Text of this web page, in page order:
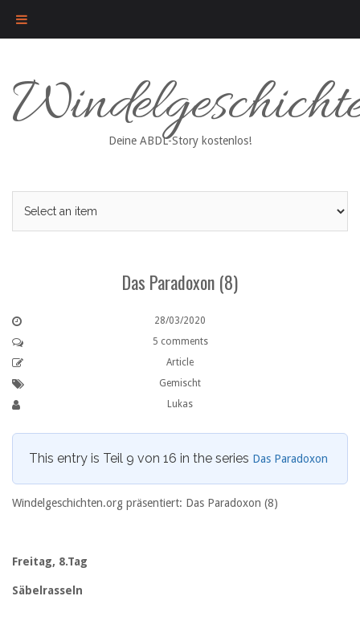
content
Deine ABDL-Story kostenlos!
Das Paradoxon (8)
28/03/2020
5 comments
Article
Gemischt
Lukas
This entry is Teil 9 von 16 in the series Das Paradoxon
Windelgeschichten.org präsentiert: Das Paradoxon (8)
Freitag, 8.Tag
Säbelrasseln